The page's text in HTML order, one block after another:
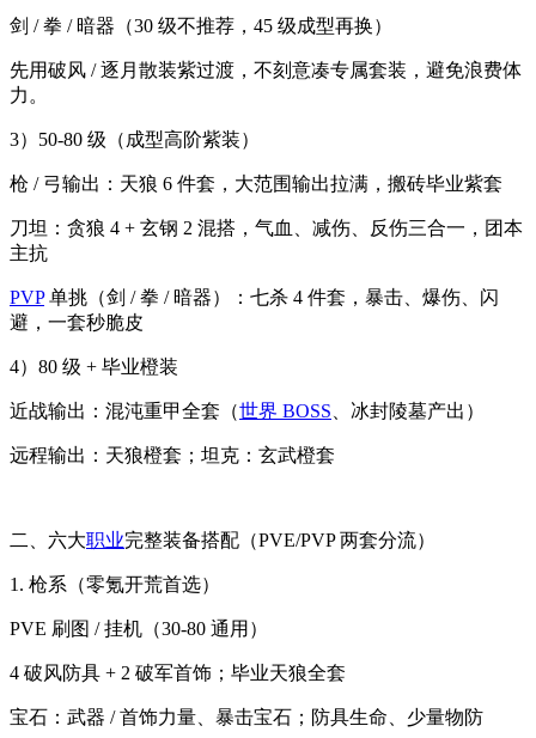
剑 / 拳 / 暗器（30 级不推荐，45 级成型再换）
先用破风 / 逐月散装紫过渡，不刻意凑专属套装，避免浪费体
力。
3）50-80 级（成型高阶紫装）
枪 / 弓输出：天狼 6 件套，大范围输出拉满，搬砖毕业紫套
刀坦：贪狼 4 + 玄钢 2 混搭，气血、减伤、反伤三合一，团本
主抗
PVP单挑（剑 / 拳 / 暗器）：七杀 4 件套，暴击、爆伤、闪
避，一套秒脆皮
4）80 级 + 毕业橙装
近战输出：混沌重甲全套（世界 BOSS 、冰封陵墓产出）
远程输出：天狼橙套；坦克：玄武橙套
二、六大职业完整装备搭配（PVE/PVP 两套分流）
1. 枪系（零氪开荒首选）
PVE 刷图 / 挂机（30-80 通用）
4 破风防具 + 2 破军首饰；毕业天狼全套
宝石：武器 / 首饰力量、暴击宝石；防具生命、少量物防